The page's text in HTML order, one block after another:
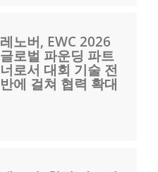
레노버, EWC 2026
글로벌 파운딩 파트
너로서 대회 기술 전
반에 걸쳐 협력 확대